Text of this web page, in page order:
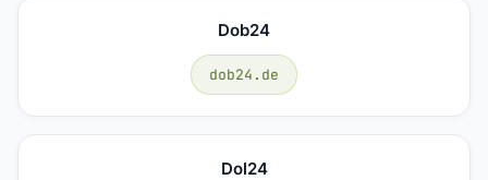
Dob24
dob24.de
Dol24